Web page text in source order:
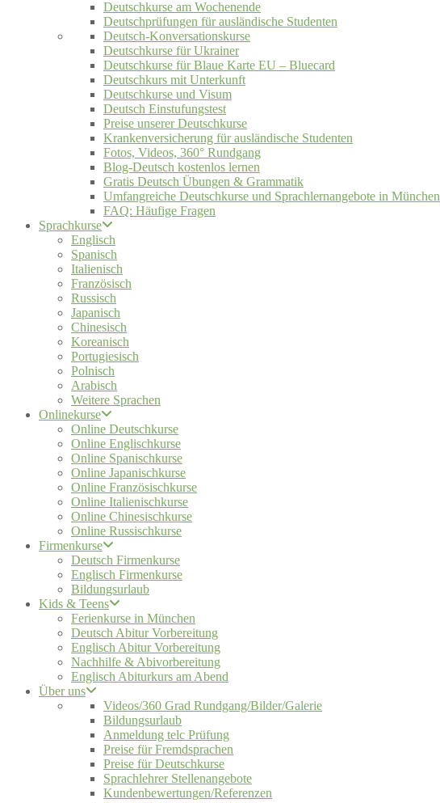
Deutschkurse am Wochenende
Deutschprüfungen für ausländische Studenten
Deutsch-Konversationskurse
Deutschkurse für Ukrainer
Deutschkurse für Blaue Karte EU – Bluecard
Deutschkurs mit Unterkunft
Deutschkurse und Visum
Deutsch Einstufungstest
Preise unserer Deutschkurse
Krankenversicherung für ausländische Studenten
Fotos, Videos, 360° Rundgang
Blog-Deutsch kostenlos lernen
Gratis Deutsch Übungen & Grammatik
Umfangreiche Deutschkurse und Sprachlernangebote in München
FAQ: Häufige Fragen
Sprachkurse
Englisch
Spanisch
Italienisch
Französisch
Russisch
Japanisch
Chinesisch
Koreanisch
Portugiesisch
Polnisch
Arabisch
Weitere Sprachen
Onlinekurse
Online Deutschkurse
Online Englischkurse
Online Spanischkurse
Online Japanischkurse
Online Französischkurse
Online Italienischkurse
Online Chinesischkurse
Online Russischkurse
Firmenkurse
Deutsch Firmenkurse
Englisch Firmenkurse
Bildungsurlaub
Kids & Teens
Ferienkurse in München
Deutsch Abitur Vorbereitung
Englisch Abitur Vorbereitung
Nachhilfe & Abivorbereitung
Englisch Abiturkurs am Abend
Über uns
Videos/360 Grad Rundgang/Bilder/Galerie
Bildungsurlaub
Anmeldung telc Prüfung
Preise für Fremdsprachen
Preise für Deutschkurse
Sprachlehrer Stellenangebote
Kundenbewertungen/Referenzen